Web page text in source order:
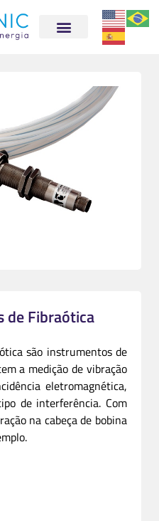
de Fibraótica
são instrumentos de
a medição de vibração
eletromagnética,
de interferência. Com
na cabeça de bobina